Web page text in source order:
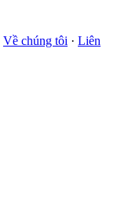
Về chúng tôi · Liên